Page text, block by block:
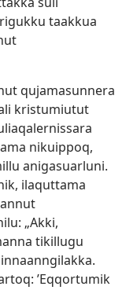
taakkua
qujamasunnera
kristumiutut
nikuippoq,
anigasuarluni.
ilaquttama
„Akki,
tikillugu
’Eqqortumik